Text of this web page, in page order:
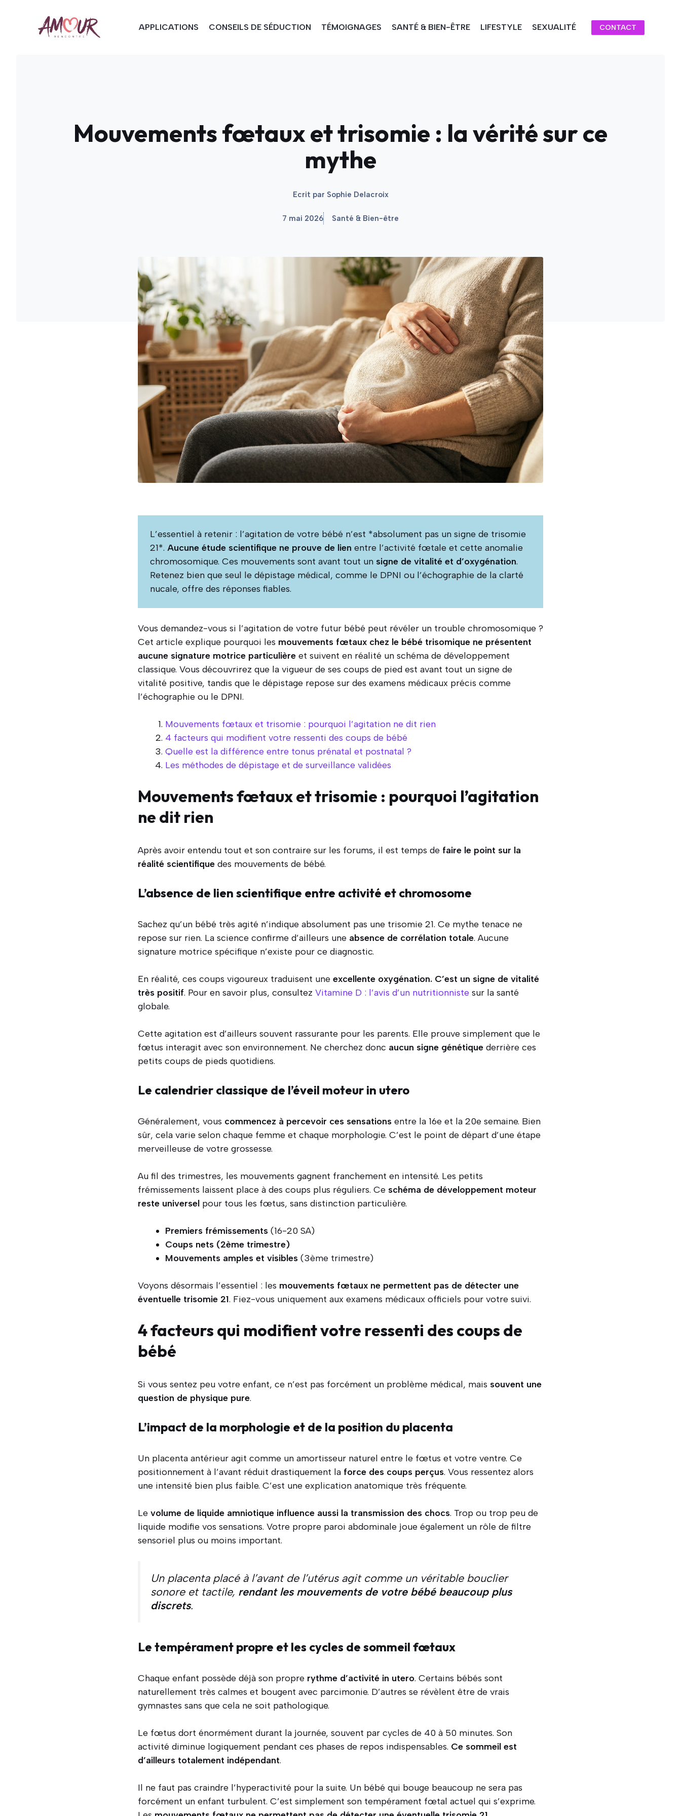
APPLICATIONS CONSEILS DE SÉDUCTION TÉMOIGNAGES SANTÉ & BIEN-ÊTRE LIFESTYLE SEXUALITÉ CONTACT
Mouvements fœtaux et trisomie : la vérité sur ce
mythe
Ecrit par Sophie Delacroix
7 mai 2026 Santé & Bien-être
L’essentiel à retenir : l’agitation de votre bébé n’est *absolument pas un signe de trisomie
21*. Aucune étude scientifique ne prouve de lien entre l’activité fœtale et cette anomalie
chromosomique. Ces mouvements sont avant tout un signe de vitalité et d’oxygénation.
Retenez bien que seul le dépistage médical, comme le DPNI ou l’échographie de la clarté
nucale, offre des réponses fiables.
Vous demandez-vous si l’agitation de votre futur bébé peut révéler un trouble chromosomique ?
Cet article explique pourquoi les mouvements fœtaux chez le bébé trisomique ne présentent
aucune signature motrice particulière et suivent en réalité un schéma de développement
classique. Vous découvrirez que la vigueur de ses coups de pied est avant tout un signe de
vitalité positive, tandis que le dépistage repose sur des examens médicaux précis comme
l’échographie ou le DPNI.
Mouvements fœtaux et trisomie : pourquoi l’agitation ne dit rien
4 facteurs qui modifient votre ressenti des coups de bébé
Quelle est la différence entre tonus prénatal et postnatal ?
Les méthodes de dépistage et de surveillance validées
Mouvements fœtaux et trisomie : pourquoi l’agitation
ne dit rien
Après avoir entendu tout et son contraire sur les forums, il est temps de faire le point sur la
réalité scientifique des mouvements de bébé.
L’absence de lien scientifique entre activité et chromosome
Sachez qu’un bébé très agité n’indique absolument pas une trisomie 21. Ce mythe tenace ne
repose sur rien. La science confirme d’ailleurs une absence de corrélation totale. Aucune
signature motrice spécifique n’existe pour ce diagnostic.
En réalité, ces coups vigoureux traduisent une excellente oxygénation. C’est un signe de vitalité
très positif. Pour en savoir plus, consultez Vitamine D : l’avis d’un nutritionniste sur la santé
globale.
Cette agitation est d’ailleurs souvent rassurante pour les parents. Elle prouve simplement que le
fœtus interagit avec son environnement. Ne cherchez donc aucun signe génétique derrière ces
petits coups de pieds quotidiens.
Le calendrier classique de l’éveil moteur in utero
Généralement, vous commencez à percevoir ces sensations entre la 16e et la 20e semaine. Bien
sûr, cela varie selon chaque femme et chaque morphologie. C’est le point de départ d’une étape
merveilleuse de votre grossesse.
Au fil des trimestres, les mouvements gagnent franchement en intensité. Les petits
frémissements laissent place à des coups plus réguliers. Ce schéma de développement moteur
reste universel pour tous les fœtus, sans distinction particulière.
Premiers frémissements (16-20 SA)
Coups nets (2ème trimestre)
Mouvements amples et visibles (3ème trimestre)
Voyons désormais l’essentiel : les mouvements fœtaux ne permettent pas de détecter une
éventuelle trisomie 21. Fiez-vous uniquement aux examens médicaux officiels pour votre suivi.
4 facteurs qui modifient votre ressenti des coups de
bébé
Si vous sentez peu votre enfant, ce n’est pas forcément un problème médical, mais souvent une
question de physique pure.
L’impact de la morphologie et de la position du placenta
Un placenta antérieur agit comme un amortisseur naturel entre le fœtus et votre ventre. Ce
positionnement à l’avant réduit drastiquement la force des coups perçus. Vous ressentez alors
une intensité bien plus faible. C’est une explication anatomique très fréquente.
Le volume de liquide amniotique influence aussi la transmission des chocs. Trop ou trop peu de
liquide modifie vos sensations. Votre propre paroi abdominale joue également un rôle de filtre
sensoriel plus ou moins important.
Un placenta placé à l’avant de l’utérus agit comme un véritable bouclier
sonore et tactile, rendant les mouvements de votre bébé beaucoup plus
discrets.
Le tempérament propre et les cycles de sommeil fœtaux
Chaque enfant possède déjà son propre rythme d’activité in utero. Certains bébés sont
naturellement très calmes et bougent avec parcimonie. D’autres se révèlent être de vrais
gymnastes sans que cela ne soit pathologique.
Le fœtus dort énormément durant la journée, souvent par cycles de 40 à 50 minutes. Son
activité diminue logiquement pendant ces phases de repos indispensables. Ce sommeil est
d’ailleurs totalement indépendant.
Il ne faut pas craindre l’hyperactivité pour la suite. Un bébé qui bouge beaucoup ne sera pas
forcément un enfant turbulent. C’est simplement son tempérament fœtal actuel qui s’exprime.